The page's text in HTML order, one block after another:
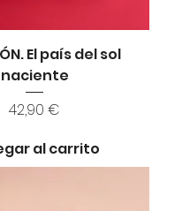
El país del sol
naciente
Precio
42,90 €
al carrito